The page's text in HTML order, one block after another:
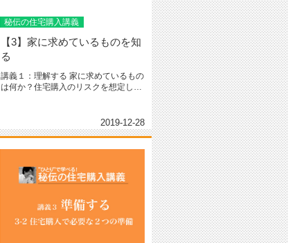
秘伝の住宅購入講義
【3】家に求めているものを知
る
講義１：理解する 家に求めているもの
は何か？住宅購入のリスクを想定し住
2019-12-28